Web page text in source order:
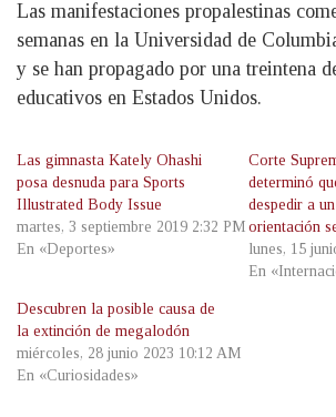
Las manifestaciones propalestinas
semanas en la Universidad de
y se han propagado por una treintena
educativos en Estados Unidos.
Las gimnasta Kately Ohashi
posa desnuda para Sports
Illustrated Body Issue
martes, 3 septiembre 2019 2:32 PM
En «Deportes»
Corte
determinó
despedir a
orientación
lunes, 15
En
Descubren la posible causa de
la extinción de megalodón
miércoles, 28 junio 2023 10:12 AM
En «Curiosidades»